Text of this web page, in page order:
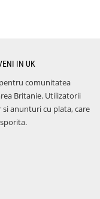
IN UK
comunitatea
Britanie. Utilizatorii
anunturi cu plata, care